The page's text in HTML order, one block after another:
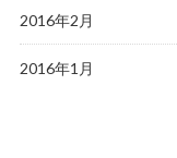
2016年2月
2016年1月